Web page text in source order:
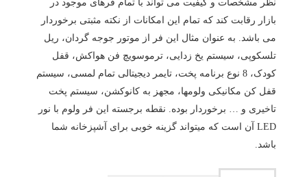
نظر مشخصات و کیفیت می تواند با تمام فرهای موجود در
بازار رقابت کند که تمام این امکانات از نکته مثبتی برخوردار
می باشد. به عنوان مثال این فر از موتور جوجه گردان، ریل
تلسکوپی، سیستم یخ زدایی، ترموسویچ فن هواکش، قفل
کودک، 8 نوع برنامه پخت، تایمر دیجیتالی تمام لمسی، سیستم
قفل کن مکانیکی ولومها، مجهز به کانوکشن، سیستم پخت
تاخیری و … برخوردار بوده. نقطه برجسته این فر ولوم با نور
LED آن است که میتواند گزینه خوبی برای آشپزخانه شما
باشد.